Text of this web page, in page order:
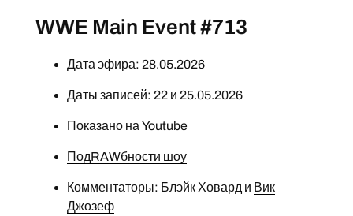
WWE Main Event #713
Дата эфира: 28.05.2026
Даты записей: 22 и 25.05.2026
Показано на Youtube
ПодRAWбности шоу
Комментаторы: Блэйк Ховард и Вик
Джозеф